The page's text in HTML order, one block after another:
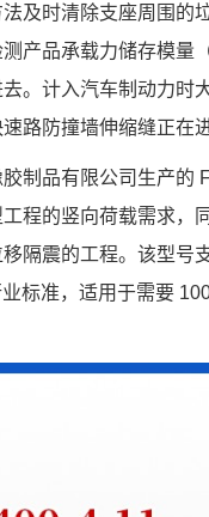
及时清除支座周围的
产品承载力储存模量
。计入汽车制动力时
路防撞墙伸缩缝正在
制品有限公司生产的
程的竖向荷载需求，
隔震的工程。该型号
标准，适用于需要